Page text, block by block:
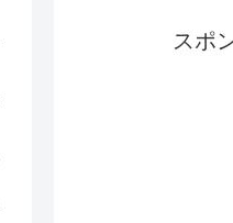
スポ